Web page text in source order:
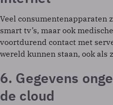
Veel consumentenapparaten
smart tv’s, maar ook
voortdurend contact met
wereld kunnen staan, ook als
6. Gegevens
de cloud